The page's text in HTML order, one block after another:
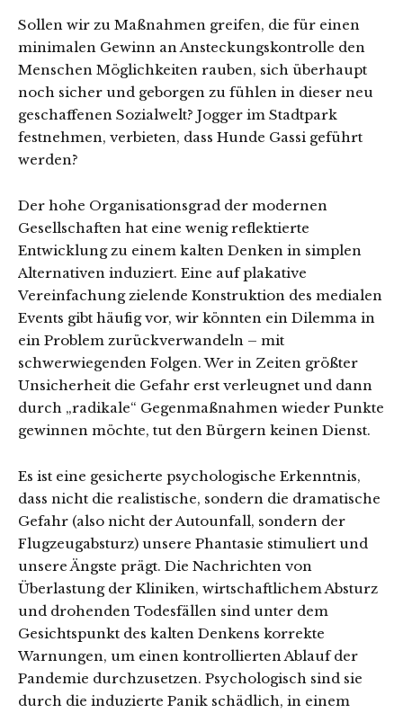
Sollen wir zu Maßnahmen greifen, die für einen
minimalen Gewinn an Ansteckungskontrolle den
Menschen Möglichkeiten rauben, sich überhaupt
noch sicher und geborgen zu fühlen in dieser neu
geschaffenen Sozialwelt? Jogger im Stadtpark
festnehmen, verbieten, dass Hunde Gassi geführt
werden?
Der hohe Organisationsgrad der modernen
Gesellschaften hat eine wenig reflektierte
Entwicklung zu einem kalten Denken in simplen
Alternativen induziert. Eine auf plakative
Vereinfachung zielende Konstruktion des medialen
Events gibt häufig vor, wir könnten ein Dilemma in
ein Problem zurückverwandeln – mit
schwerwiegenden Folgen. Wer in Zeiten größter
Unsicherheit die Gefahr erst verleugnet und dann
durch „radikale“ Gegenmaßnahmen wieder Punkte
gewinnen möchte, tut den Bürgern keinen Dienst.
Es ist eine gesicherte psychologische Erkenntnis,
dass nicht die realistische, sondern die dramatische
Gefahr (also nicht der Autounfall, sondern der
Flugzeugabsturz) unsere Phantasie stimuliert und
unsere Ängste prägt. Die Nachrichten von
Überlastung der Kliniken, wirtschaftlichem Absturz
und drohenden Todesfällen sind unter dem
Gesichtspunkt des kalten Denkens korrekte
Warnungen, um einen kontrollierten Ablauf der
Pandemie durchzusetzen. Psychologisch sind sie
durch die induzierte Panik schädlich, in einem